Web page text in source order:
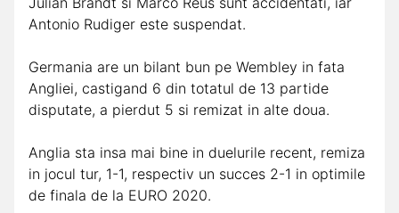
Antonio Rudiger este suspendat.
Germania are un bilant bun pe Wembley in fata
Angliei, castigand 6 din totatul de 13 partide
disputate, a pierdut 5 si remizat in alte doua.
Anglia sta insa mai bine in duelurile recent, remiza
in jocul tur, 1-1, respectiv un succes 2-1 in optimile
de finala de la EURO 2020.